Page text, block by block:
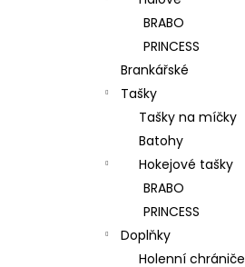
BRABO
PRINCESS
Brankářské
Tašky
Tašky na míčky
Batohy
Hokejové tašky
BRABO
PRINCESS
Doplňky
Holenní chrániče